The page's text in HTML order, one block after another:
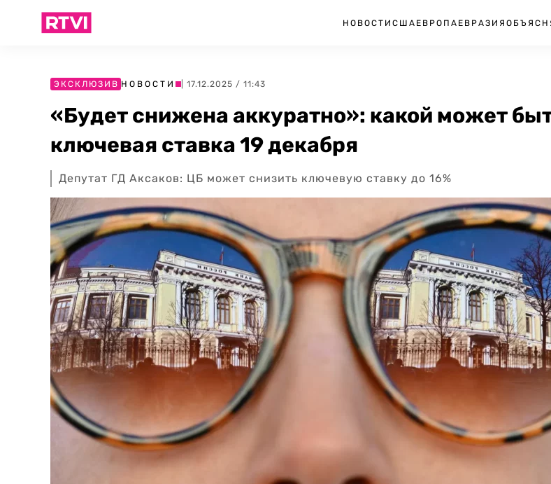
НОВОСТИ США ЕВРОПА ЕВРАЗИЯ
ЭКСКЛЮЗИВ НОВОСТИ | 17.12.2025 / 11:43
«Будет снижена аккуратно»: какой может
ключевая ставка 19 декабря
Депутат ГД Аксаков: ЦБ может снизить ключевую ставку до 16%